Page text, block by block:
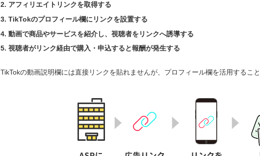
アフィリエイトリンクを取得する
TikTokのプロフィール欄にリンクを設置する
動画で商品やサービスを紹介し、視聴者をリンクへ誘導する
視聴者がリンク経由で購入・申込すると報酬が発生する
TikTokの動画説明欄には直接リンクを貼れませんが、プロフィール欄を活用するこ